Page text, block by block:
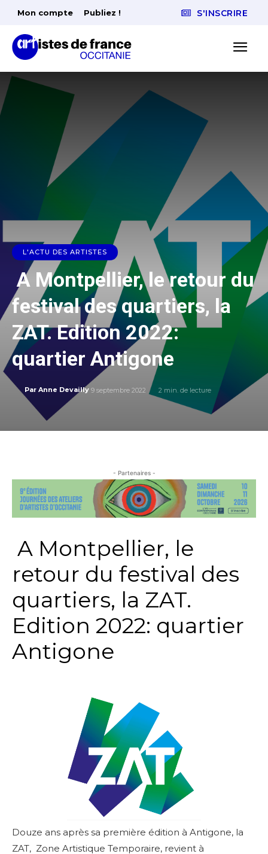
Mon compte Publiez ! S'INSCRIRE
L'ACTU DES ARTISTES
A Montpellier, le retour du
festival des quartiers, la
ZAT. Edition 2022:
quartier Antigone
Par Anne Devailly 9 septembre 2022 2 min. de lecture
- Partenaires -
A Montpellier, le
retour du festival des
quartiers, la ZAT.
Edition 2022: quartier
Antigone
Douze ans après sa première édition à Antigone, la
ZAT, Zone Artistique Temporaire, revient à